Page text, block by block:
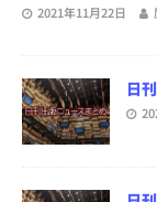
2021年11月22日
日